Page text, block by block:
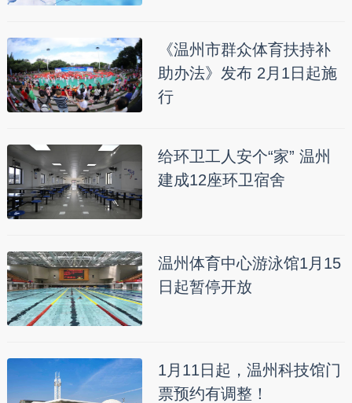
《温州市群众体育扶持补
助办法》发布 2月1日起施
行
给环卫工人安个“家” 温州
建成12座环卫宿舍
温州体育中心游泳馆1月15
日起暂停开放
1月11日起，温州科技馆门
票预约有调整！